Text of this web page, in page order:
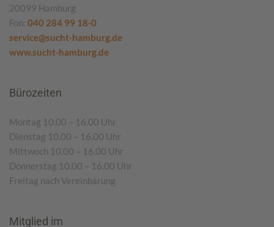
20099 Hamburg
Fon: 040 284 99 18-0
service@sucht-hamburg.de
www.sucht-hamburg.de
Bürozeiten
Montag 10.00 – 16.00 Uhr
Dienstag 10.00 – 16.00 Uhr
Mittwoch 10.00 – 16.00 Uhr
Donnerstag 10.00 – 16.00 Uhr
Freitag nach Vereinbarung
Mitglied im